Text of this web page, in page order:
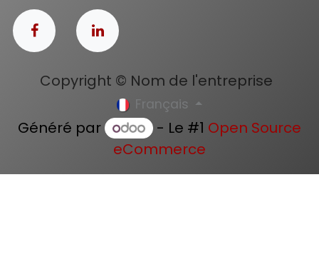
Copyright © Nom de l'entreprise
Français
Généré par - Le #1 Open Source
eCommerce